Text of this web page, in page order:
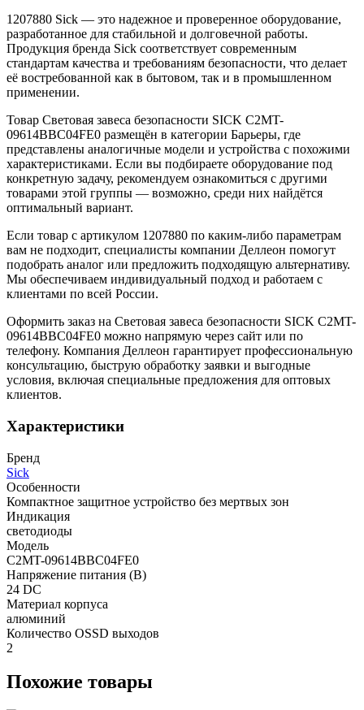
1207880 Sick — это надежное и проверенное оборудование,
разработанное для стабильной и долговечной работы.
Продукция бренда Sick соответствует современным
стандартам качества и требованиям безопасности, что делает
её востребованной как в бытовом, так и в промышленном
применении.
Товар Световая завеса безопасности SICK C2MT-
09614BBC04FE0 размещён в категории Барьеры, где
представлены аналогичные модели и устройства с похожими
характеристиками. Если вы подбираете оборудование под
конкретную задачу, рекомендуем ознакомиться с другими
товарами этой группы — возможно, среди них найдётся
оптимальный вариант.
Если товар с артикулом 1207880 по каким-либо параметрам
вам не подходит, специалисты компании Деллеон помогут
подобрать аналог или предложить подходящую альтернативу.
Мы обеспечиваем индивидуальный подход и работаем с
клиентами по всей России.
Оформить заказ на Световая завеса безопасности SICK C2MT-
09614BBC04FE0 можно напрямую через сайт или по
телефону. Компания Деллеон гарантирует профессиональную
консультацию, быструю обработку заявки и выгодные
условия, включая специальные предложения для оптовых
клиентов.
Характеристики
Бренд
Sick
Особенности
Компактное защитное устройство без мертвых зон
Индикация
светодиоды
Модель
C2MT-09614BBC04FE0
Напряжение питания (В)
24 DC
Материал корпуса
алюминий
Количество OSSD выходов
2
Похожие товары